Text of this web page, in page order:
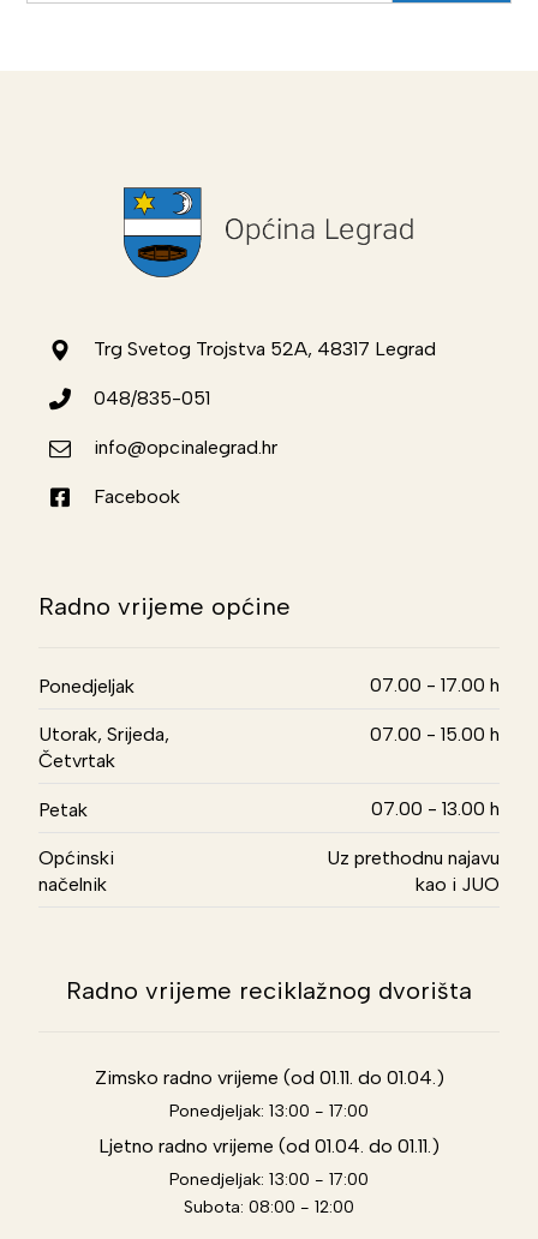
Trg Svetog Trojstva 52A, 48317 Legrad
048/835-051
info@opcinalegrad.hr
Facebook
Radno vrijeme općine
Ponedjeljak 07.00 - 17.00 h
Utorak, Srijeda,
Četvrtak
07.00 - 15.00 h
Petak 07.00 - 13.00 h
Općinski
načelnik
Uz prethodnu najavu
kao i JUO
Radno vrijeme reciklažnog dvorišta
Zimsko radno vrijeme (od 01.11. do 01.04.)
Ponedjeljak: 13:00 - 17:00
Ljetno radno vrijeme (od 01.04. do 01.11.)
Ponedjeljak: 13:00 - 17:00
Subota: 08:00 - 12:00